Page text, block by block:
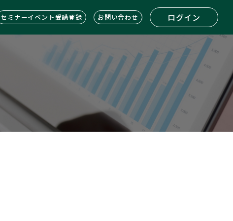
セミナーイベント受講登録 お問い合わせ ログイン